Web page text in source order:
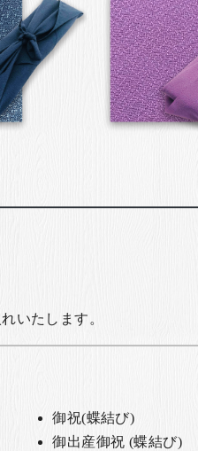
いたします。
御祝(蝶結び)
御出産御祝 (蝶結び)